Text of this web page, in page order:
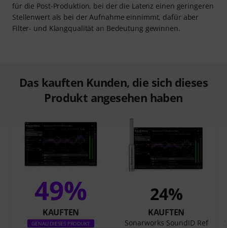
für die Post-Produktion, bei der die Latenz einen geringeren
Stellenwert als bei der Aufnahme einnimmt, dafür aber
Filter- und Klangqualität an Bedeutung gewinnen.
Das kauften Kunden, die sich dieses
Produkt angesehen haben
49%
KAUFTEN
GENAU DIESES PRODUKT
24%
KAUFTEN
Sonarworks SoundID Ref